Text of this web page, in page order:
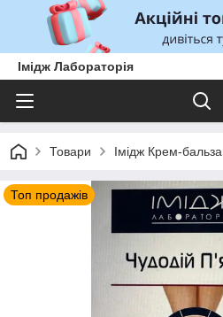
Імідж Лабораторія
Товари Імідж Крем-
Топ продажів